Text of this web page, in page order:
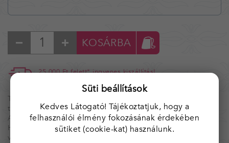
KOSÁRBA
25 000 Ft felett* ingyenes kiszállítás!
Tárgyaink egyedi, kézzel készített alkotások, ezért nincs két
teljesen egyforma.
Amennyiben több darab van raktáron, azt jelezzük.
Ha valamelyik tárgyból többet igényelnél, kérjük, vedd fel
velünk a kapcsolatot.
Süti beállítások
Kedves Látogató! Tájékoztatjuk, hogy a
felhasználói élmény fokozásának érdekében
sütiket (cookie-kat) használunk.